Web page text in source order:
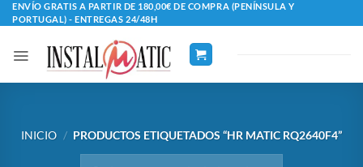
Saltar
al
contenido
ENVÍO GRATIS A PARTIR DE 180,00€ DE COMPRA (PENÍNSULA Y
PORTUGAL) - ENTREGAS 24/48H
INICIO / PRODUCTOS ETIQUETADOS “HR MATIC RQ2640F4”